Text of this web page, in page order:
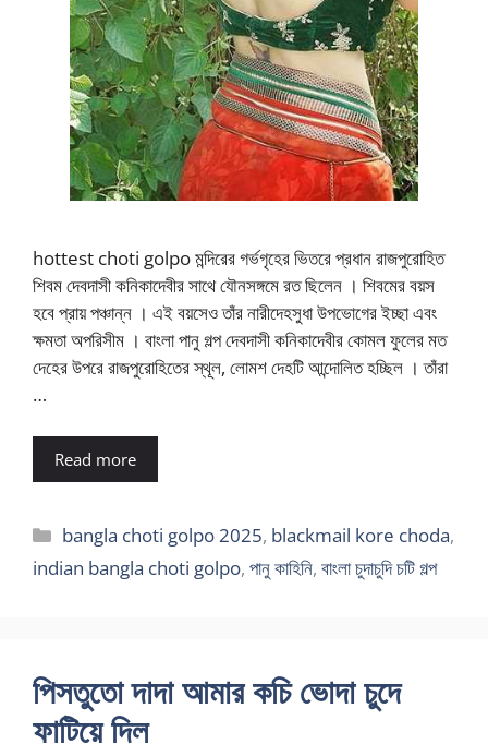
hottest choti golpo মন্দিরের গর্ভগৃহের ভিতরে প্রধান রাজপুরোহিত
শিবম দেবদাসী কনিকাদেবীর সাথে যৌনসঙ্গমে রত ছিলেন । শিবমের বয়স
হবে প্রায় পঞ্চান্ন । এই বয়সেও তাঁর নারীদেহসুধা উপভোগের ইচ্ছা এবং
ক্ষমতা অপরিসীম । বাংলা পানু গল্প দেবদাসী কনিকাদেবীর কোমল ফুলের মত
দেহের উপরে রাজপুরোহিতের স্থূল, লোমশ দেহটি আন্দোলিত হচ্ছিল । তাঁরা
…
Read more
Categories
bangla choti golpo 2025, blackmail kore choda,
indian bangla choti golpo, পানু কাহিনি, বাংলা চুদাচুদি চটি গল্প
পিসতুতো দাদা আমার কচি ভোদা চুদে
ফাটিয়ে দিল